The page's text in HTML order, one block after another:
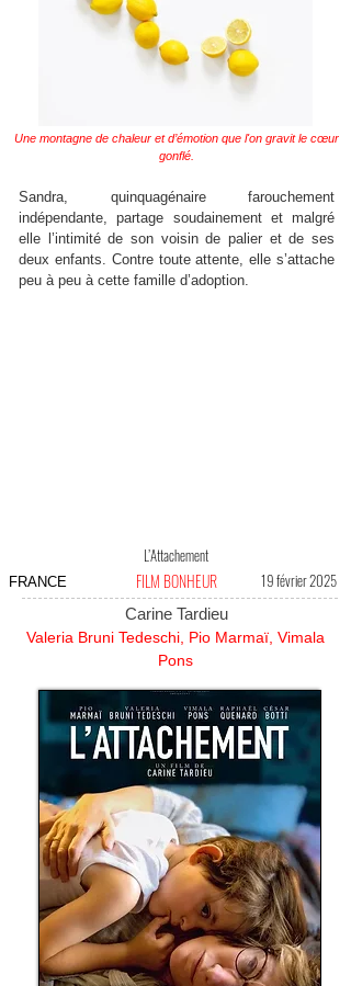
Une montagne de chaleur et d’émotion que l'on gravit le cœur
gonflé.
Sandra, quinquagénaire farouchement
indépendante, partage soudainement et malgré
elle l’intimité de son voisin de palier et de ses
deux enfants. Contre toute attente, elle s’attache
peu à peu à cette famille d’adoption.
L’Attachement
FRANCE FILM BONHEUR 19 février 2025
Carine Tardieu
Valeria Bruni Tedeschi, Pio Marmaï, Vimala
Pons